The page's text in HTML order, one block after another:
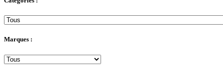
Marques :